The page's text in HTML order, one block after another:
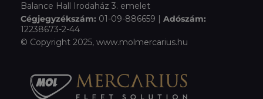
Balance Hall Irodaház 3. emelet
Cégjegyzékszám: 01-09-886659 | Adószám:
12238673-2-44
© Copyright 2025, www.molmercarius.hu